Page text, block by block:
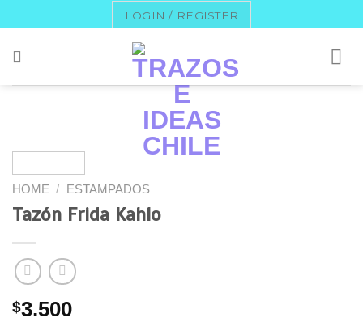
to
content
LOGIN / REGISTER
HOME / ESTAMPADOS
Tazón Frida Kahlo
$3.500